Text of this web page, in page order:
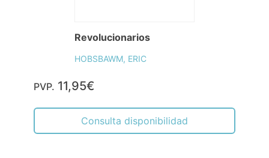
Revolucionarios
HOBSBAWM, ERIC
PVP. 11,95€
Consulta disponibilidad